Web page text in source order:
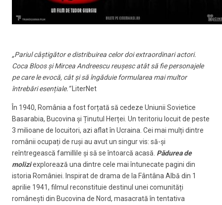
„Pariul câștigător e distribuirea celor doi extraordinari actori.
Coca Bloos și Mircea Andreescu reușesc atât să fie personajele
pe care le evocă, cât și să îngăduie formularea mai multor
întrebări esențiale.”LiterNet
În 1940, România a fost forțată să cedeze Uniunii Sovietice
Basarabia, Bucovina și Ținutul Herței. Un teritoriu locuit de peste
3 milioane de locuitori, azi aflat în Ucraina. Cei mai mulți dintre
românii ocupați de ruși au avut un singur vis: să-și
reîntregească famillile și să se întoarcă acasă. Pădurea de
moliziexplorează una dintre cele mai întunecate pagini din
istoria României. Inspirat de drama de la Fântâna Albă din 1
aprilie 1941, filmul reconstituie destinul unei comunități
românești din Bucovina de Nord, masacrată în tentativa